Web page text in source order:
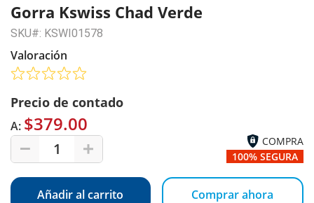
Gorra Kswiss Chad Verde
SKU#: KSWI01578
Valoración
Precio de contado
A: $379.00
1
COMPRA
100% SEGURA
Añadir al carrito Comprar ahora